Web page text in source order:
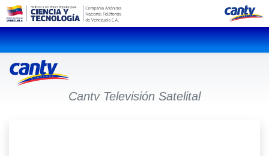
Cantv Televisión Satelital